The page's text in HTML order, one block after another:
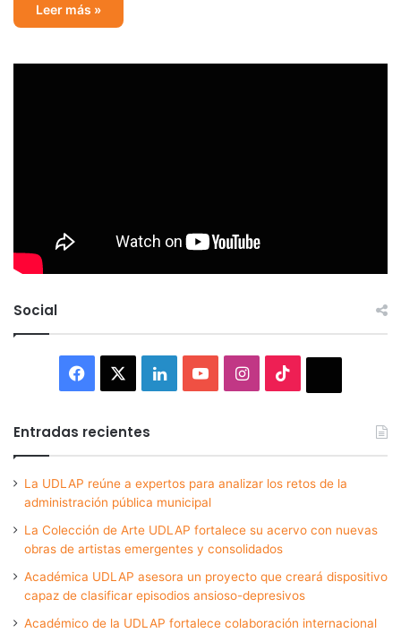
Leer más »
Social
Facebook LinkedInYouTubeInstagram
Entradas recientes
La UDLAP reúne a expertos para analizar los retos de la
administración pública municipal
La Colección de Arte UDLAP fortalece su acervo con nuevas
obras de artistas emergentes y consolidados
Académica UDLAP asesora un proyecto que creará dispositivo
capaz de clasificar episodios ansioso-depresivos
Académico de la UDLAP fortalece colaboración internacional